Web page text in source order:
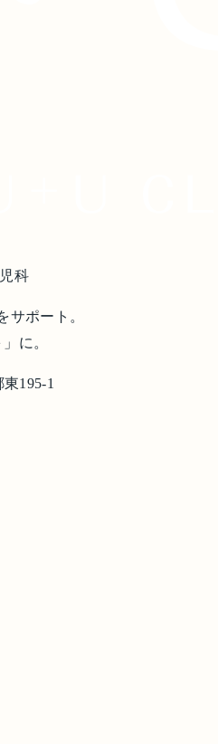
科
サポート。
に。
195-1